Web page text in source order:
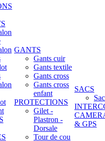
GANTS
Gants cuir
Gants textile
Gants cross
Gants cross
enfant
PROTECTIONS
Gilet -
Plastron -
Dorsale
Tour de cou
SACS
& GPS